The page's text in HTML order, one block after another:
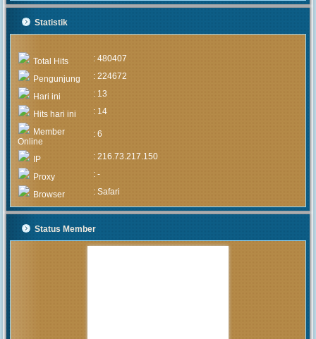
Statistik
Total Hits : 480407
Pengunjung : 224672
Hari ini : 13
Hits hari ini : 14
Member
Online
: 6
IP : 216.73.217.150
Proxy : -
Browser : Safari
Status Member